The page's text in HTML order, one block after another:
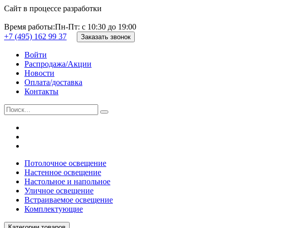
Сайт в процессе разработки
Время работы:Пн-Пт: с 10:30 до 19:00
+7 (495) 162 99 37
Заказать звонок
Войти
Распродажа/Акции
Новости
Оплата/доставка
Контакты
Потолочное освещение
Настенное освещение
Настольное и напольное
Уличное освещение
Встраиваемое освещение
Комплектующие